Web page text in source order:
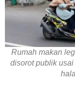
Rumah makan
disorot publik